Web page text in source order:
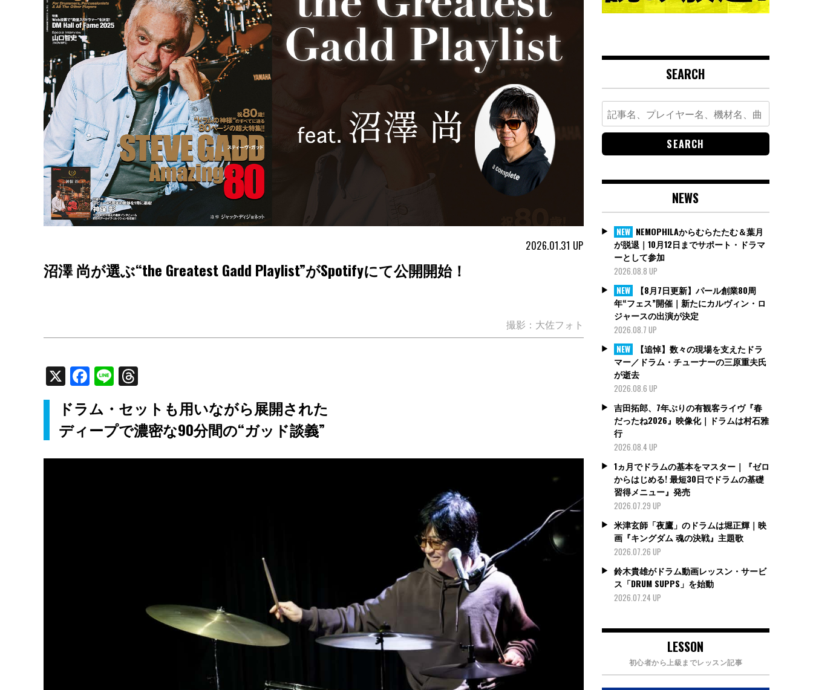
2026.01.31 UP
沼澤 尚が選ぶ“the Greatest Gadd Playlist”がSpotifyにて公開開始！
撮影：大佐フォト
X Facebook
Line
ドラム・セットも用いながら展開された
ディープで濃密な90分間の“ガッド談義”
SEARCH
Search
for:
NEWS
NEW NEMOPHILAからむらたたむ＆葉月
が脱退｜10月12日までサポート・ドラマ
ーとして参加
2026.08.8 UP
NEW
【8月7日更新】パール創業80周
年“フェス”開催｜新たにカルヴィン・ロ
ジャースの出演が決定
2026.08.7 UP
NEW
【追悼】数々の現場を支えたドラ
マー／ドラム・チューナーの三原重夫氏
が逝去
2026.08.6 UP
吉田拓郎、7年ぶりの有観客ライヴ『春
だったね2026』映像化｜ドラムは村石雅
行
2026.08.4 UP
1ヵ月でドラムの基本をマスター｜『ゼロ
からはじめる! 最短30日でドラムの基礎
習得メニュー』発売
2026.07.29 UP
米津玄師「夜鷹」のドラムは堀正輝｜映
画『キングダム 魂の決戦』主題歌
2026.07.26 UP
鈴木貴雄がドラム動画レッスン・サービ
ス「DRUM SUPPS」を始動
2026.07.24 UP
LESSON
初心者から上級までレッスン記事